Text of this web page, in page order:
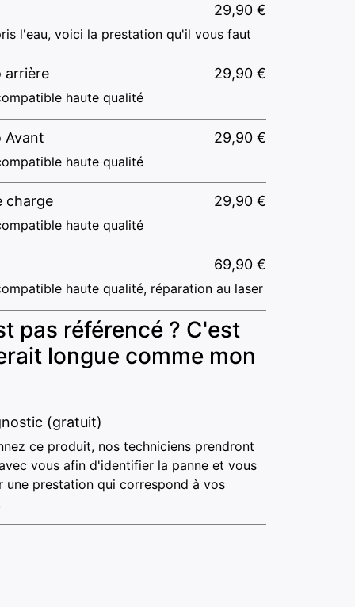
29,90 €
l'eau, voici la prestation qu'il vous faut
arrière 29,90 €
haute qualité
Avant 29,90 €
haute qualité
charge 29,90 €
haute qualité
69,90 €
haute qualité, réparation au laser
pas référencé ? C'est
longue comme mon
(gratuit)
ce produit, nos techniciens prendront
vous afin d'identifier la panne et vous
une prestation qui correspond à vos